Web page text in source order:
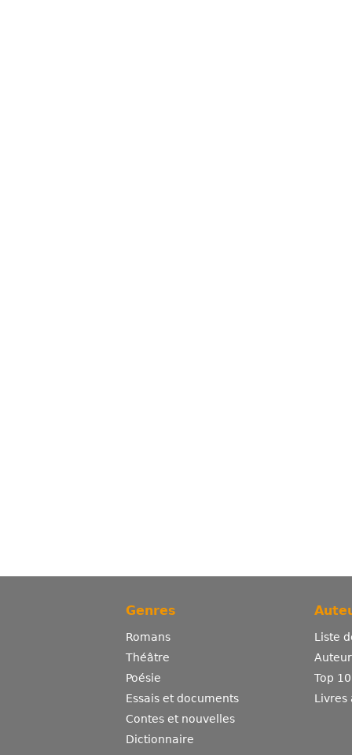
Genres
Romans
Théâtre
Poésie
Essais et documents
Contes et nouvelles
Dictionnaire
Liste
Top
Livres